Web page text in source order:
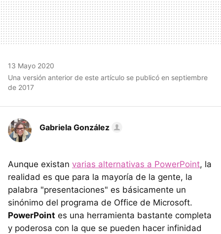
13 Mayo 2020
Una versión anterior de este artículo se publicó en septiembre
de 2017
Gabriela González
Aunque existan varias alternativas a PowerPoint, la
realidad es que para la mayoría de la gente, la
palabra "presentaciones" es básicamente un
sinónimo del programa de Office de Microsoft.
PowerPoint es una herramienta bastante completa
y poderosa con la que se pueden hacer infinidad